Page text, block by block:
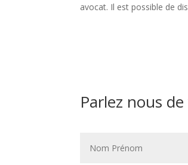
avocat. Il est possible de
Parlez nous